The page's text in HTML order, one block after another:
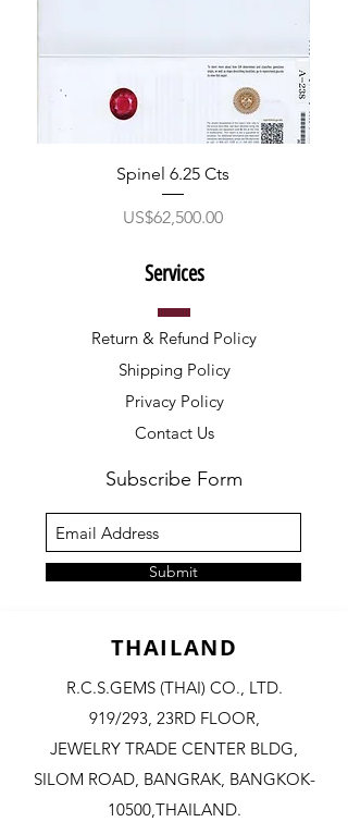
Spinel 6.25 Cts
ราคา
US$62,500.00
Services
Return & Refund Policy
Shipping Policy
Privacy Policy
Contact Us
Subscribe Form
Submit
THAILAND
R.C.S.GEMS (THAI) CO., LTD.
919/293, 23RD FLOOR,
JEWELRY TRADE CENTER BLDG,
SILOM ROAD, BANGRAK, BANGKOK-
10500,THAILAND.